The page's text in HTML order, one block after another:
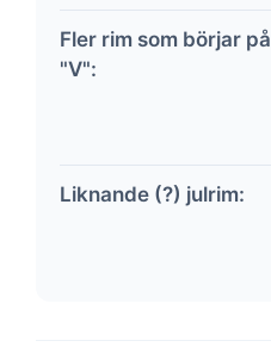
Fler rim som börjar på
"V":
Liknande (?) julrim: